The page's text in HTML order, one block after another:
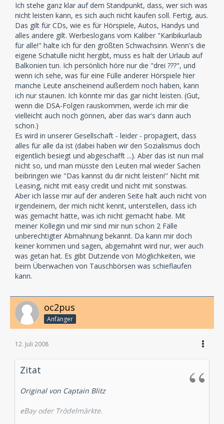
Ich stehe ganz klar auf dem Standpunkt, dass, wer sich was
nicht leisten kann, es sich auch nicht kaufen soll. Fertig, aus.
Das gilt für CDs, wie es für Hörspiele, Autos, Handys und
alles andere gilt. Werbeslogans vom Kaliber "Karibikurlaub
für alle!" halte ich für den größten Schwachsinn. Wenn's die
eigene Schatulle nicht hergibt, muss es halt der Urlaub auf
Balkonien tun. Ich persönlich höre nur die "drei ???", und
wenn ich sehe, was für eine Fülle anderer Hörspiele hier
manche Leute anscheinend außerdem noch haben, kann
ich nur staunen. Ich könnte mir das gar nicht leisten. (Gut,
wenn die DSA-Folgen rauskommen, werde ich mir die
vielleicht auch noch gönnen, aber das war's dann auch
schon.)
Es wird in unserer Gesellschaft - leider - propagiert, dass
alles für alle da ist (dabei haben wir den Sozialismus doch
eigentlich besiegt und abgeschafft ...). Aber das ist nun mal
nicht so, und man müsste den Leuten mal wieder Sachen
beibringen wie "Das kannst du dir nicht leisten!" Nicht mit
Leasing, nicht mit easy credit und nicht mit sonstwas.
Aber ich lasse mir auf der anderen Seite halt auch nicht von
irgendeinem, der mich nicht kennt, unterstellen, dass ich
was gemacht hätte, was ich nicht gemacht habe. Mit
meiner Kollegin und mir sind mir nun schon 2 Fälle
unberechtigter Abmahnung bekannt. Da kann mir doch
keiner kommen und sagen, abgemahnt wird nur, wer auch
was getan hat. Es gibt Dutzende von Möglichkeiten, wie
beim Überwachen von Tauschbörsen was schieflaufen
kann.
oc2pus
Anfänger
12. Juli 2008
Zitat
Original von Captain Blitz
eBay oder Trödelmärkte.